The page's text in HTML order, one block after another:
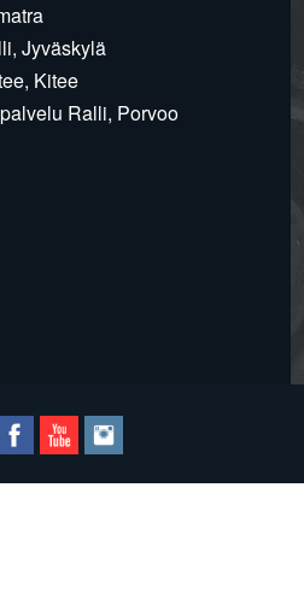
Jyväskylä
Kitee
Ralli, Porvoo